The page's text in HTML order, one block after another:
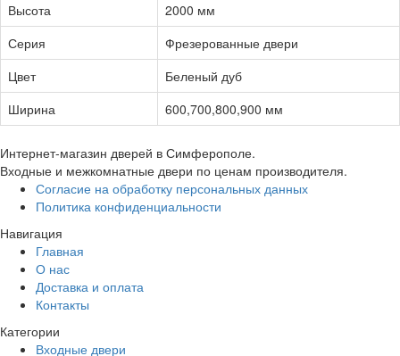
Высота
2000 мм
Серия
Фрезерованные двери
Цвет
Беленый дуб
Ширина
600,700,800,900 мм
Интернет-магазин дверей в Симферополе.
Входные и межкомнатные двери по ценам производителя.
Согласие на обработку персональных данных
Политика конфиденциальности
Навигация
Главная
О нас
Доставка и оплата
Контакты
Категории
Входные двери